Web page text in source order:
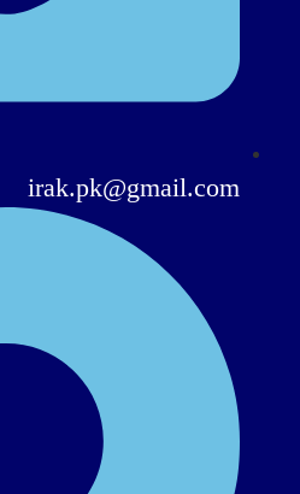
irak.pk@gmail.com